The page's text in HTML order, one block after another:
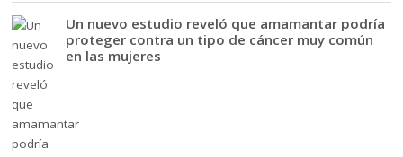
Un nuevo estudio reveló que amamantar podría
proteger contra un tipo de cáncer muy común
en las mujeres